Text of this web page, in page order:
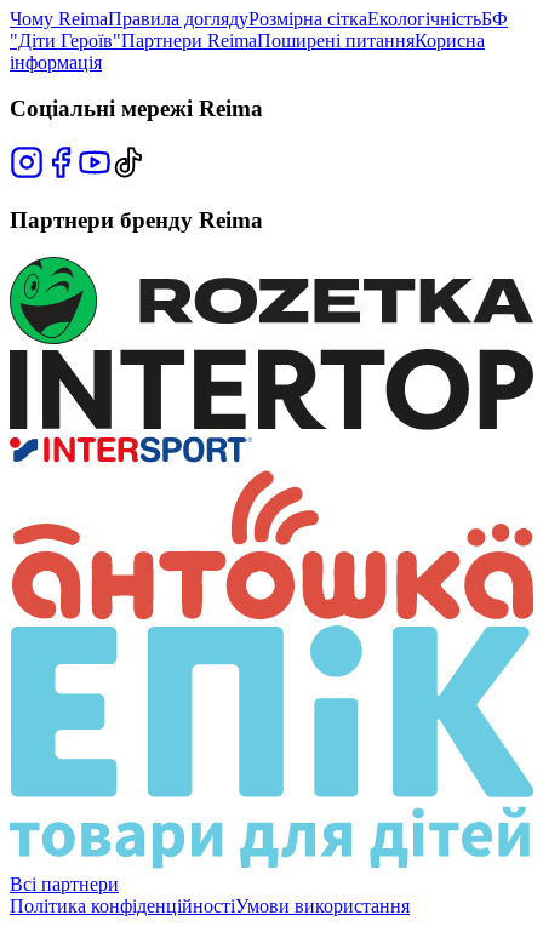
Чому ReimaПравила доглядуРозмірна сіткаЕкологічністьБФ
"Діти Героїв"Партнери ReimaПоширені питанняКорисна
інформація
Соціальні мережі Reima
Партнери бренду Reima
Всі партнери
Політика конфіденційностіУмови використання